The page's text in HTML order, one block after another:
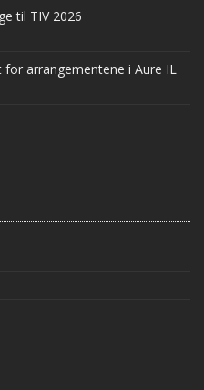
til TIV 2026
arrangementene i Aure IL